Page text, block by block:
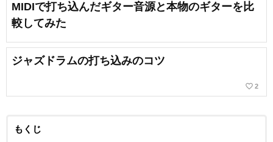
MIDIで打ち込んだギター音源と本物のギターを比
較してみた
ジャズドラムの打ち込みのコツ
favorite_border 2
もくじ